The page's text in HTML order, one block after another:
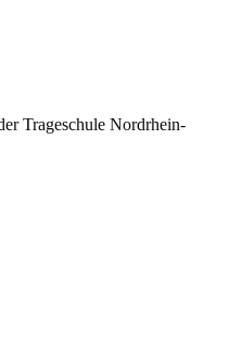
Trageschule Nordrhein-